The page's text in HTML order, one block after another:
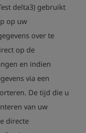
delta3) gebruikt
op uw
over te
op de
en indien
via een
De tijd die u
van uw
directe